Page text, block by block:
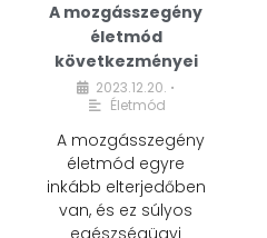
A mozgásszegény
életmód
következményei
2023.12.20. •
Életmód
A mozgásszegény
életmód egyre
inkább elterjedőben
van, és ez súlyos